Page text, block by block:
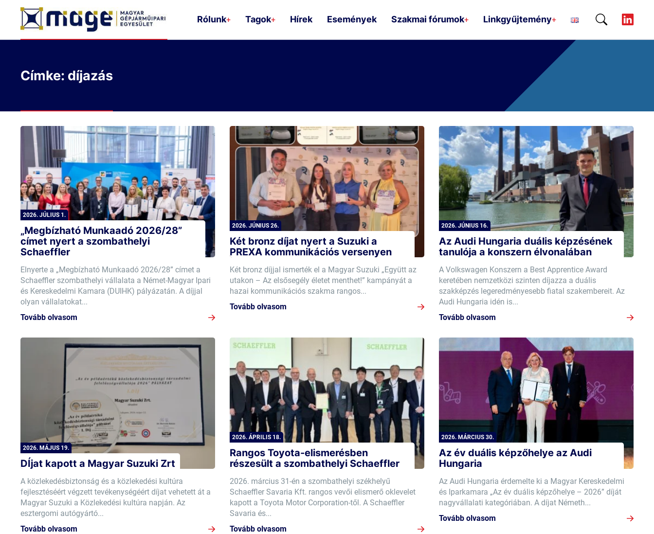
Rólunk+ Tagok+ Hírek Események Szakmai fórumok+ Linkgyűjtemény+
Címke: díjazás
2026. JÚLIUS 1.
„Megbízható Munkaadó 2026/28”
címet nyert a szombathelyi
Schaeffler
Elnyerte a „Megbízható Munkaadó 2026/28” címet a
Schaeffler szombathelyi vállalata a Német-Magyar Ipari
és Kereskedelmi Kamara (DUIHK) pályázatán. A díjjal
olyan vállalatokat...
Tovább olvasom
2026. JÚNIUS 26.
Két bronz díjat nyert a Suzuki a
PREXA kommunikációs versenyen
Két bronz díjjal ismerték el a Magyar Suzuki „Együtt az
utakon – Az elsősegély életet menthet!” kampányát a
hazai kommunikációs szakma rangos...
Tovább olvasom
2026. JÚNIUS 16.
Az Audi Hungaria duális képzésének
tanulója a konszern élvonalában
A Volkswagen Konszern a Best Apprentice Award
keretében nemzetközi szinten díjazza a duális
szakképzés legeredményesebb fiatal szakembereit. Az
Audi Hungaria idén is...
Tovább olvasom
2026. MÁJUS 19.
DÍjat kapott a Magyar Suzuki Zrt
A közlekedésbiztonság és a közlekedési kultúra
fejlesztéséért végzett tevékenységéért díjat vehetett át a
Magyar Suzuki a Közlekedési kultúra napján. Az
esztergomi autógyártó...
Tovább olvasom
2026. ÁPRILIS 18.
Rangos Toyota-elismerésben
részesült a szombathelyi Schaeffler
2026. március 31-én a szombathelyi székhelyű
Schaeffler Savaria Kft. rangos vevői elismerő oklevelet
kapott a Toyota Motor Corporation-től. A Schaeffler
Savaria és...
Tovább olvasom
2026. MÁRCIUS 30.
Az év duális képzőhelye az Audi
Hungaria
Az Audi Hungaria érdemelte ki a Magyar Kereskedelmi
és Iparkamara „Az év duális képzőhelye – 2026” díját
nagyvállalati kategóriában. A díjat Németh...
Tovább olvasom